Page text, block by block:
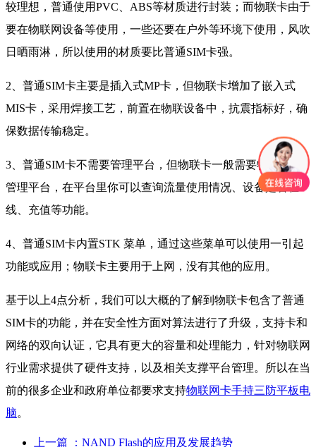
较理想，普通使用PVC、ABS等材质进行封装；而物联卡由于
要在物联网设备等使用，一些还要在户外等环境下使用，风吹
日晒雨淋，所以使用的材质要比普通SIM卡强。
2、普通SIM卡主要是插入式MP卡，但物联卡增加了嵌入式
MIS卡，采用焊接工艺，前置在物联设备中，抗震指标好，确
保数据传输稳定。
3、普通SIM卡不需要管理平台，但物联卡一般需要物联网卡
管理平台，在平台里你可以查询流量使用情况、设备是否在
线、充值等功能。
4、普通SIM卡内置STK 菜单，通过这些菜单可以使用一引起
功能或应用；物联卡主要用于上网，没有其他的应用。
基于以上4点分析，我们可以大概的了解到物联卡包含了普通
SIM卡的功能，并在安全性方面对算法进行了升级，支持卡和
网络的双向认证，它具有更大的容量和处理能力，针对物联网
行业需求提供了硬件支持，以及相关支撑平台管理。所以在当
前的很多企业和政府单位都要求支持物联网卡手持三防平板电
脑。
上一篇
：NAND Flash的应用及发展趋势